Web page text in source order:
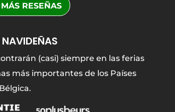
RESEÑAS
NAVIDEÑAS
(casi) siempre en las ferias
más importantes de los Países